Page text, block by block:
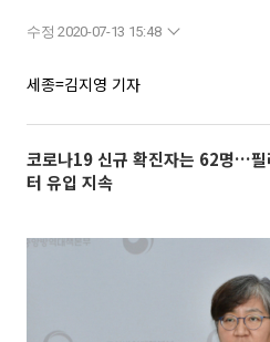
수정 2020-07-13 15:48
세종=김지영 기자
코로나19 신규 확진자는 62명…필
터 유입 지속